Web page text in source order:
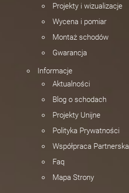
Projekty i wizualizacje
Wycena i pomiar
Montaż schodów
Gwarancja
Informacje
Aktualności
Blog o schodach
Projekty Unijne
Polityka Prywatności
Współpraca Partnerska
Faq
Mapa Strony